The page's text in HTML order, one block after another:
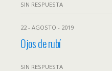
SIN RESPUESTA
22 - AGOSTO - 2019
Ojos de rubí
SIN RESPUESTA